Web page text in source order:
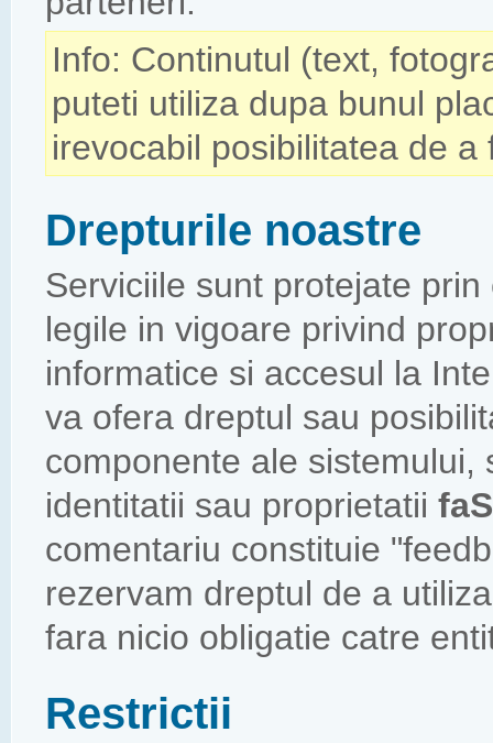
Info: Continutul (text,
puteti utiliza dupa bunul
irevocabil posibilitatea de a
Drepturile noastre
Serviciile sunt protejate
legile in vigoare privind
informatice si accesul la
va ofera dreptul sau
componente ale sistemului,
identitatii sau proprietatii
comentariu constituie
rezervam dreptul de a
fara nicio obligatie catre
Restrictii